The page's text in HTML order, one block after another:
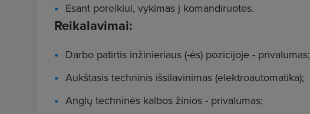
Esant poreikiui, vykimas į komandiruotes.
Reikalavimai:
Darbo patirtis inžinieriaus (-ės) pozicijoje - privalumas;
Aukštasis techninis išsilavinimas (elektroautomatika);
Anglų techninės kalbos žinios - privalumas;